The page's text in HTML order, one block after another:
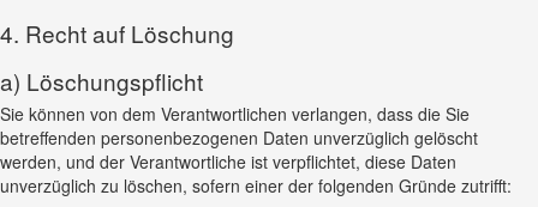
4. Recht auf Löschung
a) Löschungspflicht
Sie können von dem Verantwortlichen verlangen, dass die Sie
betreffenden personenbezogenen Daten unverzüglich gelöscht
werden, und der Verantwortliche ist verpflichtet, diese Daten
unverzüglich zu löschen, sofern einer der folgenden Gründe zutrifft: